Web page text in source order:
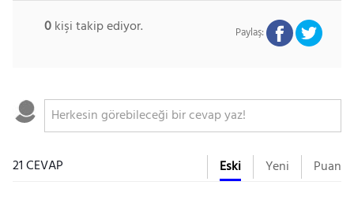
0kişi takip ediyor. Paylaş:
21 CEVAP Eski Yeni Puan